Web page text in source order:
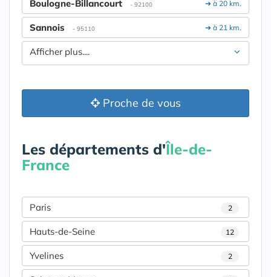
➔ à 20 km.
Boulogne-Billancourt - 92100
➔ à 21 km.
Sannois - 95110
Afficher plus....
Proche de vous
Les départements d'Île-de-
France
Paris 2
Hauts-de-Seine 12
Yvelines 2